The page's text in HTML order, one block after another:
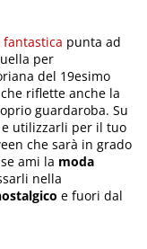
punta ad
per
del 19esimo
che riflette anche la
guardaroba. Su
utilizzarli per il tuo
che sarà in grado
ami la moda
nella
e fuori dal